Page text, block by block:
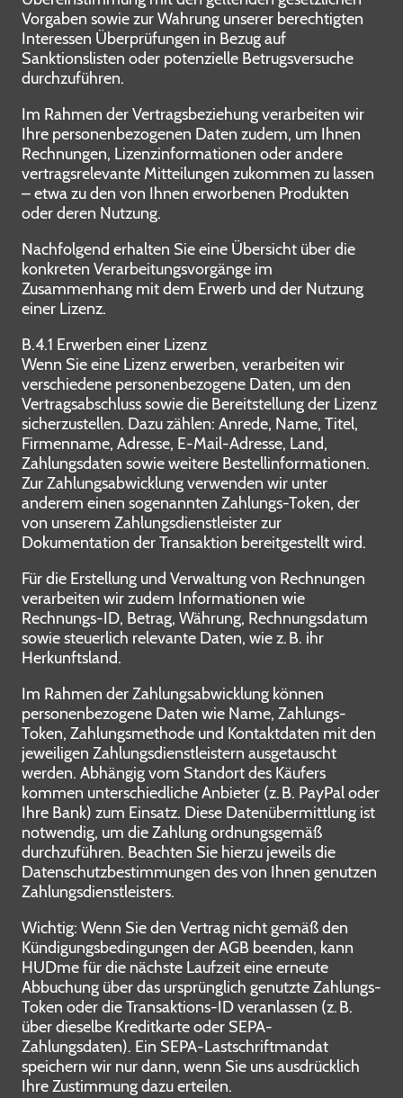
Vorgaben sowie zur Wahrung unserer berechtigten
Interessen Überprüfungen in Bezug auf
Sanktionslisten oder potenzielle Betrugsversuche
durchzuführen.
Im Rahmen der Vertragsbeziehung verarbeiten wir
Ihre personenbezogenen Daten zudem, um Ihnen
Rechnungen, Lizenzinformationen oder andere
vertragsrelevante Mitteilungen zukommen zu lassen
– etwa zu den von Ihnen erworbenen Produkten
oder deren Nutzung.
Nachfolgend erhalten Sie eine Übersicht über die
konkreten Verarbeitungsvorgänge im
Zusammenhang mit dem Erwerb und der Nutzung
einer Lizenz.
B.4.1 Erwerben einer Lizenz
Wenn Sie eine Lizenz erwerben, verarbeiten wir
verschiedene personenbezogene Daten, um den
Vertragsabschluss sowie die Bereitstellung der Lizenz
sicherzustellen. Dazu zählen: Anrede, Name, Titel,
Firmenname, Adresse, E-Mail-Adresse, Land,
Zahlungsdaten sowie weitere Bestellinformationen.
Zur Zahlungsabwicklung verwenden wir unter
anderem einen sogenannten Zahlungs-Token, der
von unserem Zahlungsdienstleister zur
Dokumentation der Transaktion bereitgestellt wird.
Für die Erstellung und Verwaltung von Rechnungen
verarbeiten wir zudem Informationen wie
Rechnungs-ID, Betrag, Währung, Rechnungsdatum
sowie steuerlich relevante Daten, wie z. B. ihr
Herkunftsland.
Im Rahmen der Zahlungsabwicklung können
personenbezogene Daten wie Name, Zahlungs-
Token, Zahlungsmethode und Kontaktdaten mit den
jeweiligen Zahlungsdienstleistern ausgetauscht
werden. Abhängig vom Standort des Käufers
kommen unterschiedliche Anbieter (z. B. PayPal oder
Ihre Bank) zum Einsatz. Diese Datenübermittlung ist
notwendig, um die Zahlung ordnungsgemäß
durchzuführen. Beachten Sie hierzu jeweils die
Datenschutzbestimmungen des von Ihnen genutzen
Zahlungsdienstleisters.
Wichtig: Wenn Sie den Vertrag nicht gemäß den
Kündigungsbedingungen der AGB beenden, kann
HUDme für die nächste Laufzeit eine erneute
Abbuchung über das ursprünglich genutzte Zahlungs-
Token oder die Transaktions-ID veranlassen (z. B.
über dieselbe Kreditkarte oder SEPA-
Zahlungsdaten). Ein SEPA-Lastschriftmandat
speichern wir nur dann, wenn Sie uns ausdrücklich
Ihre Zustimmung dazu erteilen.